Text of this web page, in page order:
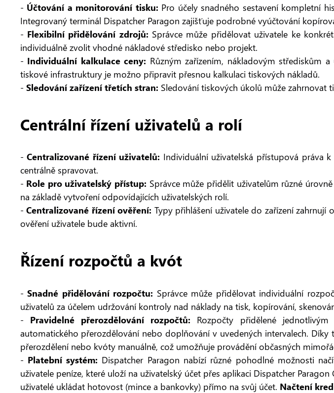
- Účtování a monitorování tisku: Pro účely snadného sestavení kompletní
Integrovaný terminál Dispatcher Paragon zajišťuje podrobné vyúčtování
- Flexibilní přidělování zdrojů: Správce může přidělovat uživatele ke
individuálně zvolit vhodné nákladové středisko nebo projekt.
- Individuální kalkulace ceny: Různým zařízením, nákladovým střediskům
tiskové infrastruktury je možno připravit přesnou kalkulaci tiskových nákladů.
- Sledování zařízení třetích stran: Sledování tiskových úkolů může zahrnovat
Centrální řízení uživatelů a rolí
-Centralizované řízení uživatelů: Individuální uživatelská přístupová práva
centrálně spravovat.
- Role pro uživatelský přístup: Správce může přidělit uživatelům různé
na základě vytvoření odpovídajících uživatelských rolí.
-Centralizované řízení ověření: Typy přihlášení uživatele do zařízení zahrnují
ověření uživatele bude aktivní.
Řízení rozpočtů a kvót
-Snadné přidělování rozpočtu: Správce může přidělovat individuální
uživatelů za účelem udržování kontroly nad náklady na tisk, kopírování,
- Pravidelné přerozdělování rozpočtů: Rozpočty přidělené
automatického přerozdělování nebo doplňování v uvedených intervalech.
přerozdělení nebo kvóty manuálně, což umožňuje provádění občasných
- Platební systém: Dispatcher Paragon nabízí různé pohodlné možnosti
uživatele peníze, které uloží na uživatelský účet přes aplikaci Dispatcher
uživatelé ukládat hotovost (mince a bankovky) přímo na svůj účet. Načtení